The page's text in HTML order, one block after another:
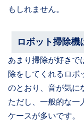
もしれません。
ロボット掃除
あまり掃除が好きで
除をしてくれるロボ
のとおり、音が気に
ただし、一般的な一
ケースが多いです。